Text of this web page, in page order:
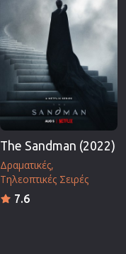
The Sandman (2022)
Δραματικές
Τηλεοπτικές Σειρές
7.6